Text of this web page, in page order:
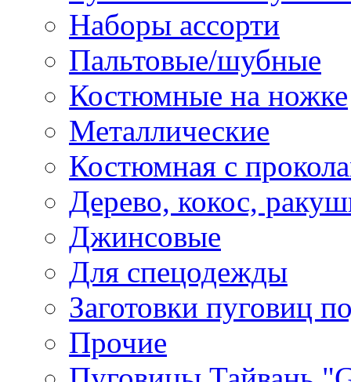
Наборы ассорти
Пальтовые/шубные
Костюмные на ножке
Металлические
Костюмная с
Дерево, кокос,
Джинсовые
Для спецодежды
Заготовки пуговиц
Прочие